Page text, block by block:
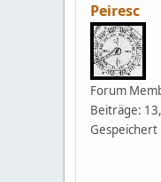
Peiresc
Forum
Beiträge:
Gespeichert